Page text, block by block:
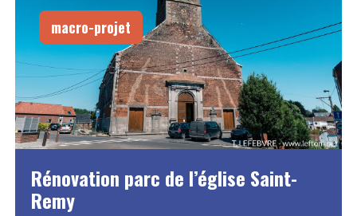
macro-projet
Rénovation parc de l’église Saint-
Remy